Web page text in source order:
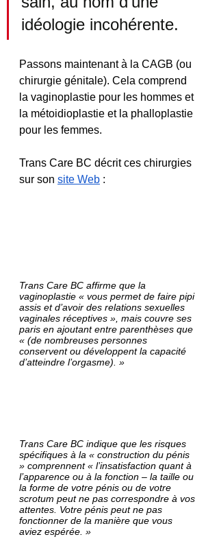
idéologie incohérente.
Passons maintenant à la CAGB (ou
chirurgie génitale). Cela comprend
la vaginoplastie pour les hommes et
la métoidioplastie et la phalloplastie
pour les femmes.
Trans Care BC décrit ces chirurgies
sur son site Web :
Trans Care BC affirme que la
vaginoplastie « vous permet de faire pipi
assis et d’avoir des relations sexuelles
vaginales réceptives », mais couvre ses
paris en ajoutant entre parenthèses que
« (de nombreuses personnes
conservent ou développent la capacité
d’atteindre l’orgasme). »
Trans Care BC indique que les risques
spécifiques à la « construction du pénis
» comprennent « l’insatisfaction quant à
l’apparence ou à la fonction – la taille ou
la forme de votre pénis ou de votre
scrotum peut ne pas correspondre à vos
attentes. Votre pénis peut ne pas
fonctionner de la manière que vous
aviez espérée. »